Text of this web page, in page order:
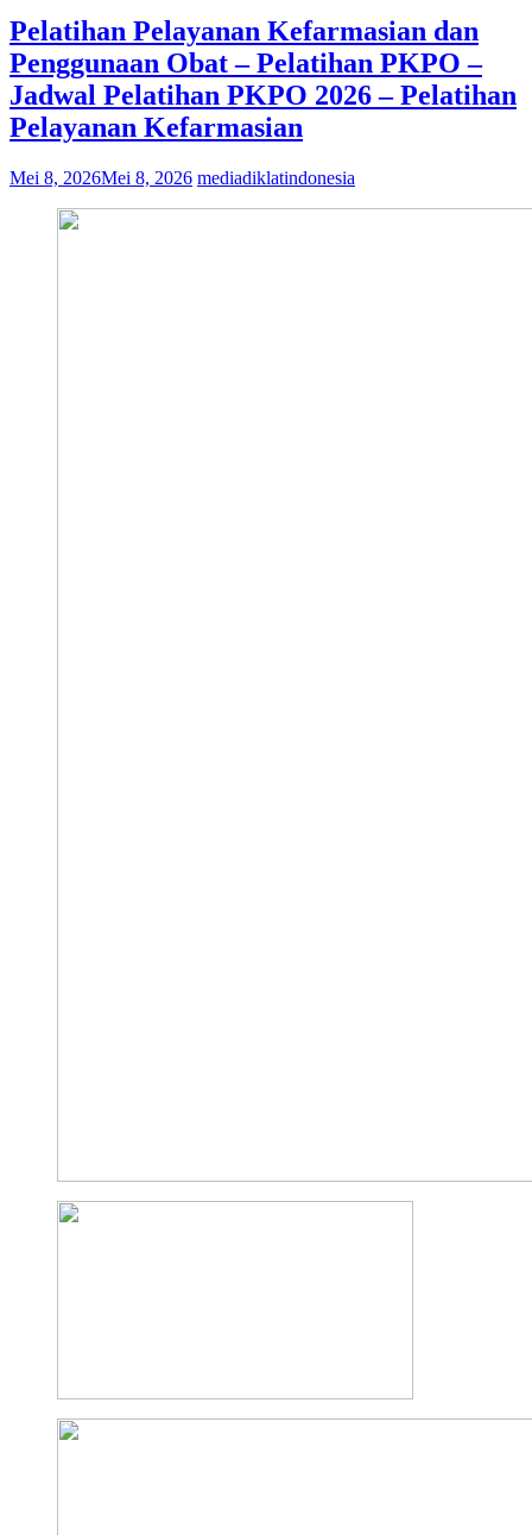
Pelatihan Pelayanan Kefarmasian dan
Penggunaan Obat – Pelatihan PKPO –
Jadwal Pelatihan PKPO 2026 – Pelatihan
Pelayanan Kefarmasian
Mei 8, 2026Mei 8, 2026 mediadiklatindonesia